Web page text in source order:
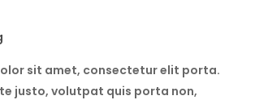
sit amet, consectetur elit porta.
justo, volutpat quis porta non,